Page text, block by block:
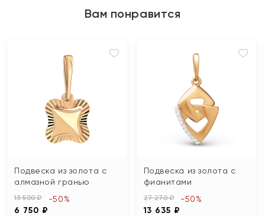
Вам понравится
Подвеска из золота с
алмазной гранью
13 500 ₽
6 750 ₽
-50%
Подвеска из золота с
фианитами
27 270 ₽
13 635 ₽
-50%